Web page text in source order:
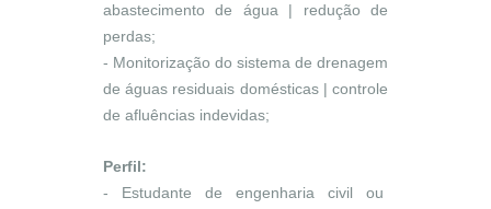
abastecimento de água | redução de
perdas;
- Monitorização do sistema de drenagem
de águas residuais domésticas | controle
de afluências indevidas;
Perfil:
- Estudante de engenharia civil ou